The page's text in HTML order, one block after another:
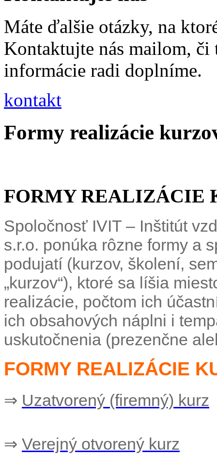
Máte ďalšie otázky, na
Kontaktujte nás mailom, či
informácie radi doplníme.
kontakt
Formy realizácie
FORMY REALIZÁCIE
Spoločnosť IVIT – Inštitút
s.r.o. ponúka rôzne formy a
podujatí (kurzov, školení,
„kurzov“), ktoré sa líšia
realizácie, počtom ich
ich obsahových náplni i
uskutočnenia (prezenčne
FORMY REALIZÁCIE
⇒ Uzatvorený (firemný) kurz
⇒ Verejný otvorený kurz